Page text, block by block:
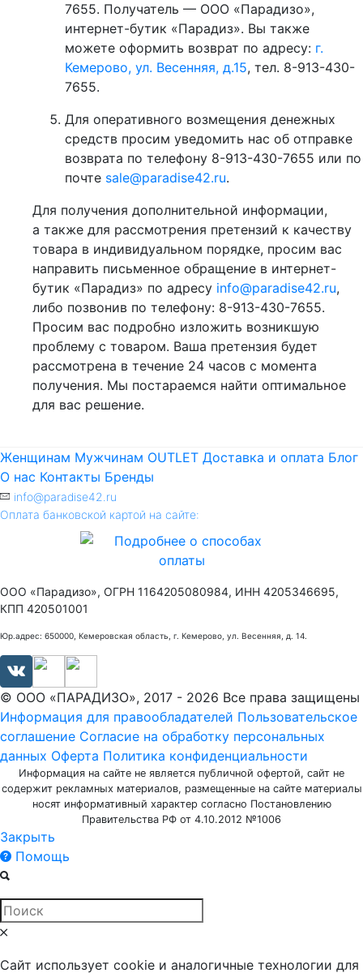
7655. Получатель — ООО «Парадизо»,
интернет-бутик «Парадиз». Вы также
можете оформить возврат по адресу: г.
Кемерово, ул. Весенняя, д.15, тел. 8-913-430-
7655.
Для оперативного возмещения денежных
средств просим уведомить нас об отправке
возврата по телефону 8-913-430-7655 или по
почте sale@paradise42.ru.
Для получения дополнительной информации,
а также для рассмотрения претензий к качеству
товара в индивидуальном порядке, просим ваc
направить письменное обращение в интернет-
бутик «Парадиз» по адресу info@paradise42.ru,
либо позвонив по телефону: 8-913-430-7655.
Просим вас подробно изложить возникшую
проблему с товаром. Ваша претензия будет
рассмотрена в течение 24 часов с момента
получения. Мы постараемся найти оптимальное
для вас решение.
Женщинам Мужчинам OUTLET Доставка и оплата Блог
О нас Контакты Бренды
info@paradise42.ru
Оплата банковской картой на сайте:
ООО «Парадизо», ОГРН 1164205080984, ИНН 4205346695,
КПП 420501001
Юр.адрес: 650000, Кемеровская область, г. Кемерово, ул. Весенняя, д. 14.
© ООО «ПАРАДИЗО», 2017 - 2026 Все права защищены
Информация для правообладателей Пользовательское
соглашение Согласие на обработку персональных
данных Оферта Политика конфиденциальности
Информация на сайте не является публичной офертой, сайт не
содержит рекламных материалов, размещенные на сайте материалы
носят информативный характер согласно Постановлению
Правительства РФ от 4.10.2012 №1006
Закрыть
Помощь
Сайт использует cookie и аналогичные технологии для